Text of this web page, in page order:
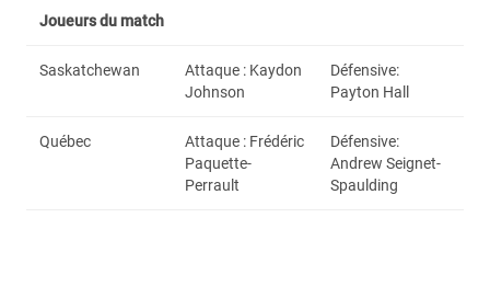
Joueurs du match
Saskatchewan
Attaque : Kaydon
Johnson
Défensive:
Payton Hall
Québec
Attaque : Frédéric
Paquette-
Perrault
Défensive:
Andrew Seignet-
Spaulding